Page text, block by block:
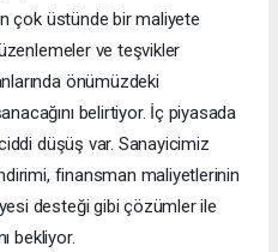
çok üstünde bir maliyete
ve teşvikler
önümüzdeki
belirtiyor. İç piyasada
düşüş var. Sanayicimiz
finansman maliyetlerinin
desteği gibi çözümler ile
bekliyor.